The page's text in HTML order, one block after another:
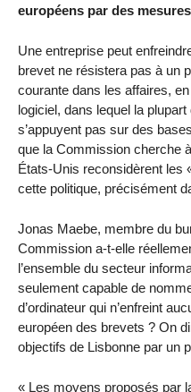
européens par des
Une entreprise peut
brevet ne résistera pas à un
courante dans les affaires,
logiciel, dans lequel la
s’appuyent pas sur des
que la Commission cherche
États-Unis reconsidèrent les
cette politique, précisément
Jonas Maebe, membre du
Commission a-t-elle
l’ensemble du secteur
seulement capable de
d’ordinateur qui n’enfreint
européen des brevets ? On
objectifs de Lisbonne par un
« Les moyens proposés par